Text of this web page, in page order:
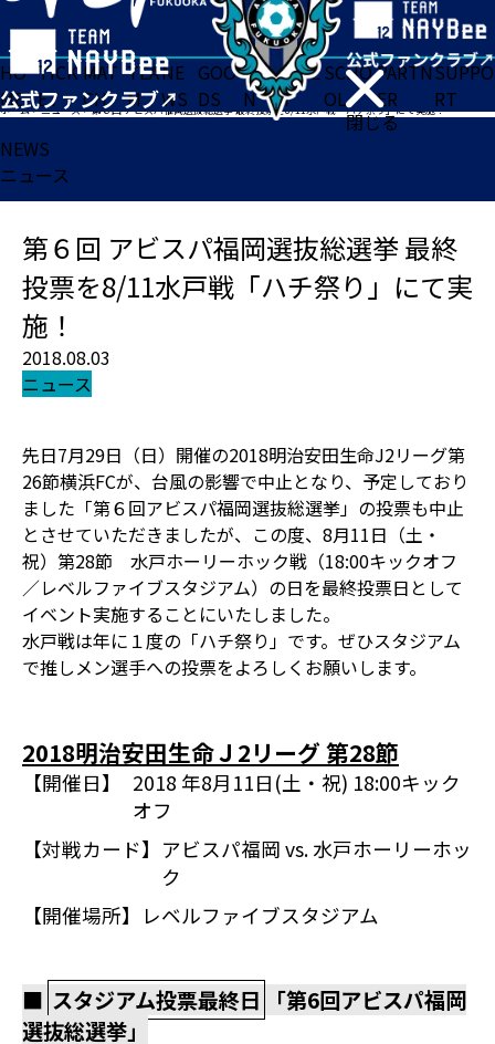
閉じる
HO
ME
TICK
ET
MAT
CH
TEA
M
NE
WS
GOO
DS
FA
N
ACADE
MY
SCHO
OL
PARTN
ER
SUPPO
RT
ホーム>ニュース>第６回 アビスパ福岡選抜総選挙 最終投票を8/11水戸戦「ハチ祭り」にて実施！
NEWS
ニュース
第６回 アビスパ福岡選抜総選挙 最終
投票を8/11水戸戦「ハチ祭り」にて実
施！
2018.08.03
ニュース
先日7月29日（日）開催の2018明治安田生命J2リーグ第
26節横浜FCが、台風の影響で中止となり、予定しており
ました「第６回アビスパ福岡選抜総選挙」の投票も中止
とさせていただきましたが、この度、8月11日（土・
祝）第28節 水戸ホーリーホック戦（18:00キックオフ
／レベルファイブスタジアム）の日を最終投票日として
イベント実施することにいたしました。
水戸戦は年に１度の「ハチ祭り」です。ぜひスタジアム
で推しメン選手への投票をよろしくお願いします。
2018明治安田生命Ｊ2リーグ 第28節
【開催日】
2018 年8月11日(土・祝) 18:00キック
オフ
【対戦カード】 アビスパ福岡 vs. 水戸ホーリーホッ
ク
【開催場所】
レベルファイブスタジアム
■ スタジアム投票最終日
「第6回アビスパ福岡
選抜総選挙」